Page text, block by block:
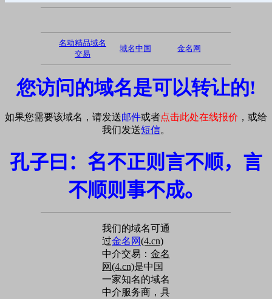
名动精品域名
交易
域名中国 金名网
您访问的域名是可以转让的!
如果您需要该域名，请发送邮件或者点击此处在线报价 ，或给
我们发送短信。
孔子曰：名不正则言不顺，言
不顺则事不成。
我们的域名可通
过金名网(4.cn)
中介交易： 金名
网(4.cn)是中国
一家知名的域名
中介服务商，具